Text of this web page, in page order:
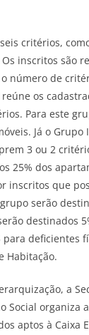
critérios,
inscritos são
número de
os
Para este
Já o Grupo
3 ou 2
25% dos
inscritos que
serão
destinados
para deficientes
Habitação.
a
Social organiza
aptos à Caixa